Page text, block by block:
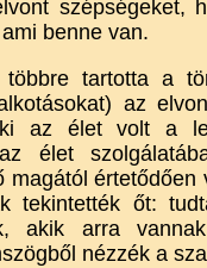
szépségeket,
benne van.
tartotta a
az
az élet volt a
élet
magától értetődően
tekintették őt:
akik arra
nézzék a